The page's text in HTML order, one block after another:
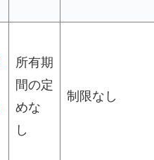
所有期
間の定
めな
し
制限なし